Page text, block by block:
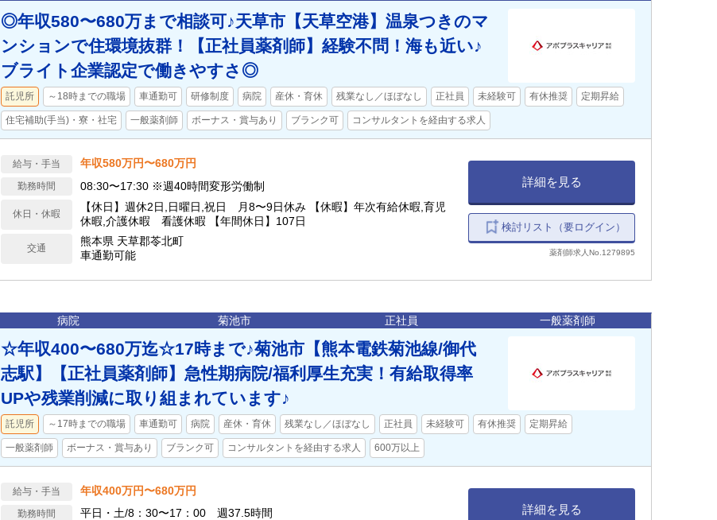
◎年収580〜680万まで相談可♪天草市【天草空港】温泉つきのマ
ンションで住環境抜群！【正社員薬剤師】経験不問！海も近い♪
ブライト企業認定で働きやすさ◎
託児所 ～18時までの職場 車通勤可 研修制度 病院 産休・育休 残業なし／ほぼなし 正社員 未経験可 有休推奨 定期昇給
住宅補助(手当)・寮・社宅 一般薬剤師 ボーナス・賞与あり ブランク可 コンサルタントを経由する求人
給与・手当 年収580万円〜680万円
勤務時間 08:30〜17:30 ※週40時間変形労働制
休日・休暇
【休日】週休2日,日曜日,祝日 月8〜9日休み 【休暇】年次有給休暇,育児
休暇,介護休暇 看護休暇 【年間休日】107日
交通
熊本県 天草郡苓北町
車通勤可能
詳細を見る
検討リスト（要ログイン）
薬剤師求人No.1279895
病院 菊池市 正社員 一般薬剤師
☆年収400〜680万迄☆17時まで♪菊池市【熊本電鉄菊池線/御代
志駅】【正社員薬剤師】急性期病院/福利厚生充実！有給取得率
UPや残業削減に取り組まれています♪
託児所 ～17時までの職場 車通勤可 病院 産休・育休 残業なし／ほぼなし 正社員 未経験可 有休推奨 定期昇給
一般薬剤師 ボーナス・賞与あり ブランク可 コンサルタントを経由する求人 600万以上
給与・手当 年収400万円〜680万円
勤務時間 平日・土/8：30〜17：00 週37.5時間 詳細を見る